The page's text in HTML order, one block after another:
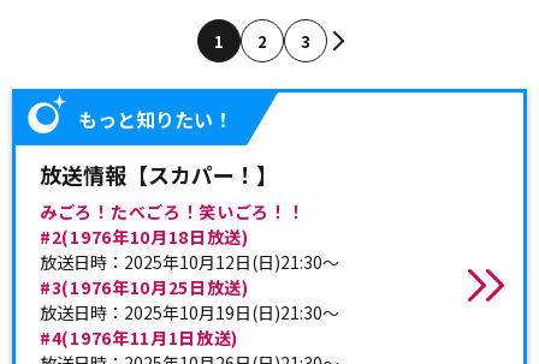
1 2 3
もっと知りたい！
放送情報【スカパー！】
みごろ！たべごろ！笑いごろ！！
#2(1976年10月18日放送)
放送日時：2025年10月12日(日)21:30～
#3(1976年10月25日放送)
放送日時：2025年10月19日(日)21:30～
#4(1976年11月1日放送)